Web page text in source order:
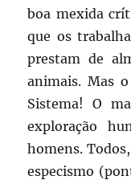
boa mexida
que os
prestam de
animais. Mas
Sistema! O
exploração
homens.
especismo